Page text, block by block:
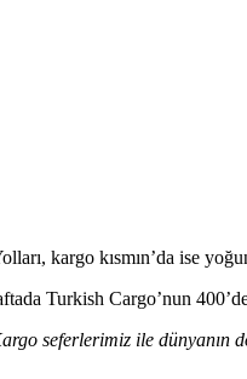
kargo kısmın’da ise
Turkish Cargo’nun
seferlerimiz ile dünyanın